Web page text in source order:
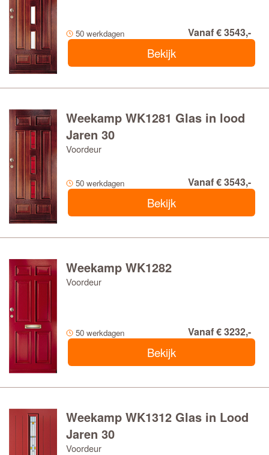
50 werkdagen Vanaf € 3543,-
Bekijk
Weekamp WK1281 Glas in lood
Jaren 30
Voordeur
50 werkdagen Vanaf € 3543,-
Bekijk
Weekamp WK1282
Voordeur
50 werkdagen Vanaf € 3232,-
Bekijk
Weekamp WK1312 Glas in Lood
Jaren 30
Voordeur